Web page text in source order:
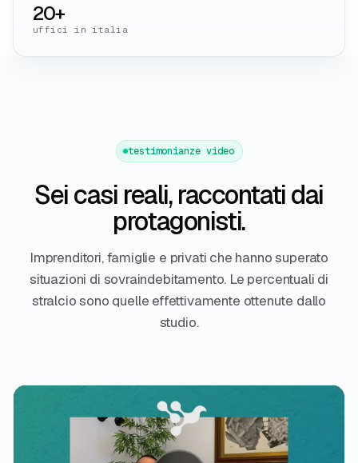
20+
uffici in italia
testimonianze video
Sei casi reali, raccontati dai
protagonisti.
Imprenditori, famiglie e privati che hanno superato
situazioni di sovraindebitamento. Le percentuali di
stralcio sono quelle effettivamente ottenute dallo
studio.